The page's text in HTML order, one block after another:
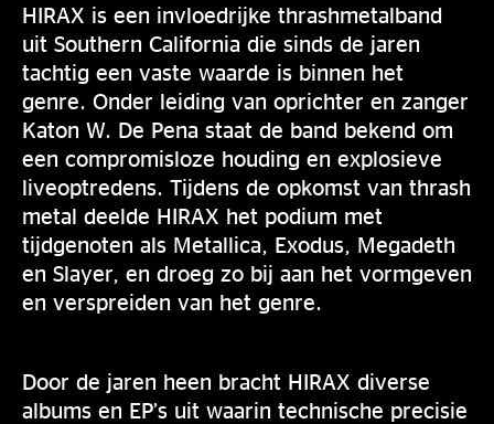
HIRAX is een invloedrijke thrashmetalband
uit Southern California die sinds de jaren
tachtig een vaste waarde is binnen het
genre. Onder leiding van oprichter en zanger
Katon W. De Pena staat de band bekend om
een compromisloze houding en explosieve
liveoptredens. Tijdens de opkomst van thrash
metal deelde HIRAX het podium met
tijdgenoten als Metallica, Exodus, Megadeth
en Slayer, en droeg zo bij aan het vormgeven
en verspreiden van het genre.
Door de jaren heen bracht HIRAX diverse
albums en EP’s uit waarin technische precisie